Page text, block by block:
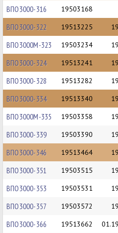
ВПО3000-316 19503168
ВПО3000-322 19513225
ВПО3000М-323 19503234
ВПО3000-324 19513241
ВПО3000-328 19513282
ВПО3000-334 19513340
ВПО3000М-335 19503358
ВПО3000-339 19503390
ВПО3000-346 19513464
ВПО3000-351 19503515
ВПО3000-353 19503531
ВПО3000-357 19503572
ВПО3000-366 19513662